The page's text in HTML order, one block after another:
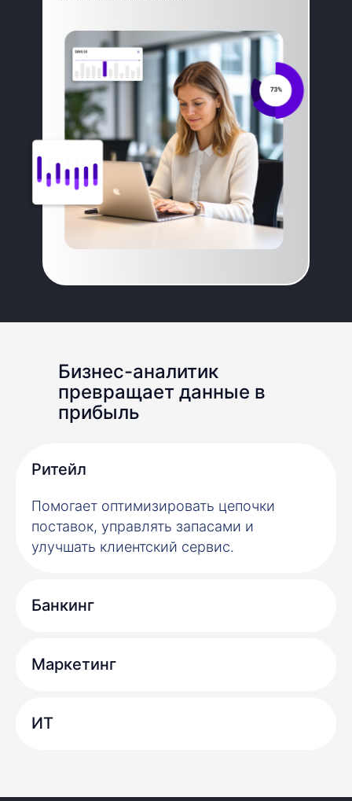
*входит в тариф Мастер
Бизнес-аналитик
превращает данные в
прибыль
Рит ейл
Помогает оптимизировать цепочки
поставок, управлять запасами и
улучшать клиентский сервис.
Банки нг
Марк етинг
ИТ